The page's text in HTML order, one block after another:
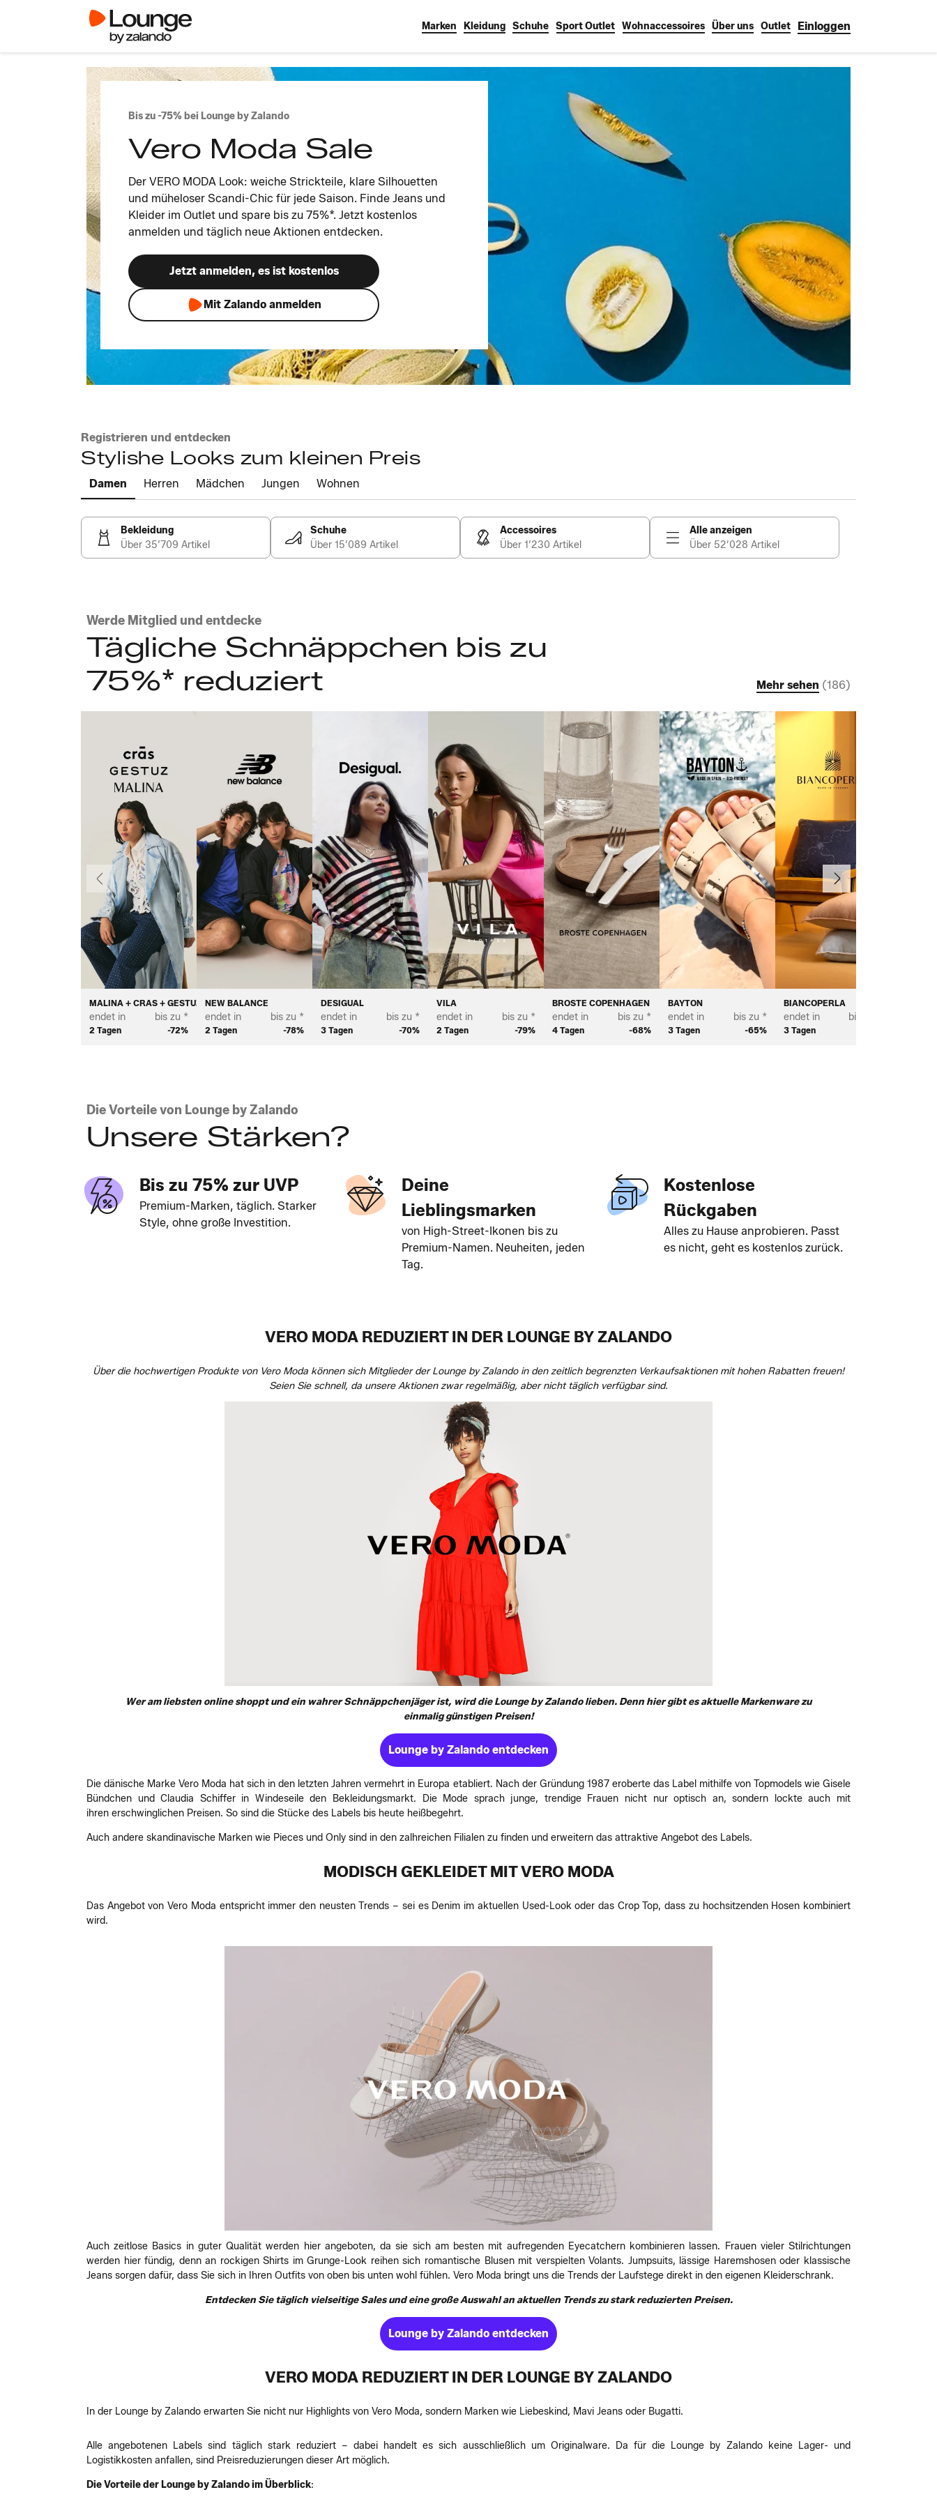
Marken Kleidung Schuhe Sport Outlet Wohnaccessoires Über uns Outlet Einloggen
Bis zu -75% bei Lounge by Zalando
Vero Moda Sale
Der VERO MODA Look: weiche Strickteile, klare Silhouetten
und müheloser Scandi-Chic für jede Saison. Finde Jeans und
Kleider im Outlet und spare bis zu 75%*. Jetzt kostenlos
anmelden und täglich neue Aktionen entdecken.
Jetzt anmelden, es ist kostenlos
Mit Zalando anmelden
Registrieren und entdecken
Stylishe Looks zum kleinen Preis
Damen Herren Mädchen Jungen Wohnen
Bekleidung
Über 35’709 Artikel
Schuhe
Über 15’089 Artikel
Accessoires
Über 1’230 Artikel
Alle anzeigen
Über 52’028 Artikel
Werde Mitglied und entdecke
Tägliche Schnäppchen bis zu
75%* reduziert
Mehr sehen (186)
MALINA + CRAS + GESTUZ
endet in
2 Tagen
bis zu *
-72%
NEW BALANCE
endet in
2 Tagen
bis zu *
-78%
DESIGUAL
endet in
3 Tagen
bis zu *
-70%
VILA
endet in
2 Tagen
bis zu *
-79%
BROSTE COPENHAGEN
endet in
4 Tagen
bis zu *
-68%
BAYTON
endet in
3 Tagen
bis zu *
-65%
BIANCOPERLA
endet in
3 Tagen
bis zu *
Vorherige Weiter
Die Vorteile von Lounge by Zalando
Unsere Stärken?
Bis zu 75% zur UVP
Premium-Marken, täglich. Starker
Style, ohne große Investition.
Deine
Lieblingsmarken
von High-Street-Ikonen bis zu
Premium-Namen. Neuheiten, jeden
Tag.
Kostenlose
Rückgaben
Alles zu Hause anprobieren. Passt
es nicht, geht es kostenlos zurück.
VERO MODA REDUZIERT IN DER LOUNGE BY ZALANDO
Über die hochwertigen Produkte von Vero Moda können sich Mitglieder der Lounge by Zalando in den zeitlich begrenzten Verkaufsaktionen mit hohen Rabatten freuen!
Seien Sie schnell, da unsere Aktionen zwar regelmäßig, aber nicht täglich verfügbar sind.
Wer am liebsten online shoppt und ein wahrer Schnäppchenjäger ist, wird die Lounge by Zalando lieben. Denn hier gibt es aktuelle Markenware zu
einmalig günstigen Preisen!
Lounge by Zalando entdecken
Die dänische Marke Vero Moda hat sich in den letzten Jahren vermehrt in Europa etabliert. Nach der Gründung 1987 eroberte das Label mithilfe von Topmodels wie Gisele
Bündchen und Claudia Schiffer in Windeseile den Bekleidungsmarkt. Die Mode sprach junge, trendige Frauen nicht nur optisch an, sondern lockte auch mit
ihren erschwinglichen Preisen. So sind die Stücke des Labels bis heute heißbegehrt.
Auch andere skandinavische Marken wie Pieces und Only sind in den zalhreichen Filialen zu finden und erweitern das attraktive Angebot des Labels.
MODISCH GEKLEIDET MIT VERO MODA
Das Angebot von Vero Moda entspricht immer den neusten Trends – sei es Denim im aktuellen Used-Look oder das Crop Top, dass zu hochsitzenden Hosen kombiniert
wird.
Auch zeitlose Basics in guter Qualität werden hier angeboten, da sie sich am besten mit aufregenden Eyecatchern kombinieren lassen. Frauen vieler Stilrichtungen
werden hier fündig, denn an rockigen Shirts im Grunge-Look reihen sich romantische Blusen mit verspielten Volants. Jumpsuits, lässige Haremshosen oder klassische
Jeans sorgen dafür, dass Sie sich in Ihren Outfits von oben bis unten wohl fühlen. Vero Moda bringt uns die Trends der Laufstege direkt in den eigenen Kleiderschrank.
Entdecken Sie täglich vielseitige Sales und eine große Auswahl an aktuellen Trends zu stark reduzierten Preisen.
Lounge by Zalando entdecken
VERO MODA REDUZIERT IN DER LOUNGE BY ZALANDO
In der Lounge by Zalando erwarten Sie nicht nur Highlights von Vero Moda, sondern Marken wie Liebeskind, Mavi Jeans oder Bugatti.
Alle angebotenen Labels sind täglich stark reduziert – dabei handelt es sich ausschließlich um Originalware. Da für die Lounge by Zalando keine Lager- und
Logistikkosten anfallen, sind Preisreduzierungen dieser Art möglich.
Die Vorteile der Lounge by Zalando im Überblick: